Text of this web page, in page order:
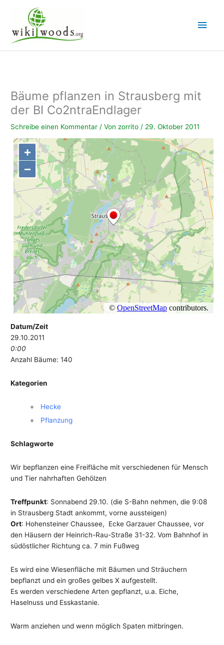
springen
Bäume pflanzen in Strausberg mit
der BI Co2ntraEndlager
Schreibe einen Kommentar / Von zorrito / 29. Oktober 2011
Datum/Zeit
29.10.2011
0:00
Anzahl Bäume: 140
Kategorien
Hecke
Pflanzung
Schlagworte
Wir bepflanzen eine Freifläche mit verschiedenen für Mensch
und Tier nahrhaften Gehölzen
Treffpunkt: Sonnabend 29.10. (die S-Bahn nehmen, die 9:08
in Strausberg Stadt ankommt, vorne aussteigen)
Ort: Hohensteiner Chaussee, Ecke Garzauer Chaussee, vor
den Häusern der Heinrich-Rau-Straße 31-32. Vom Bahnhof in
südöstlicher Richtung ca. 7 min Fußweg
Es wird eine Wiesenfläche mit Bäumen und Sträuchern
bepflanzt und ein großes gelbes X aufgestellt.
Es werden verschiedene Arten gepflanzt, u.a. Eiche,
Haselnuss und Esskastanie.
Warm anziehen und wenn möglich Spaten mitbringen.